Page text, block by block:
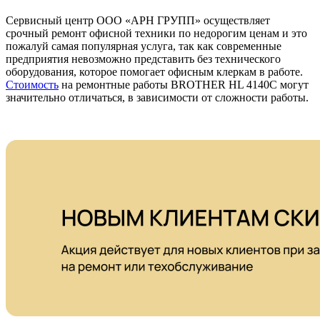
Сервисный центр ООО «АРН ГРУПП» осуществляет
срочный ремонт офисной техники по недорогим ценам и это
пожалуй самая популярная услуга, так как современные
предприятия невозможно представить без технического
оборудования, которое помогает офисным клеркам в работе.
Стоимость на ремонтные работы BROTHER HL 4140C могут
значительно отличаться, в зависимости от сложности работы.